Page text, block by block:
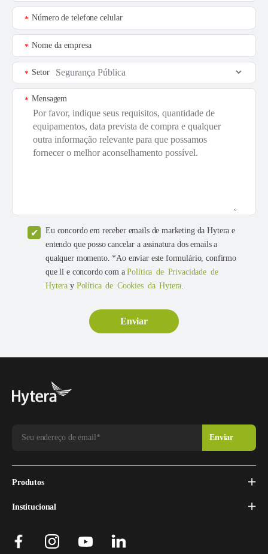
Número de telefone celular
*
Nome da empresa
*
Setor
*
Mensagem
*
Eu concordo em receber emails de marketing da Hytera e
entendo que posso cancelar a assinatura dos emails a
qualquer momento. *Ao enviar este formulário, confirmo
que li e concordo com aPolítica de Privacidade de
Hytera y Política de Cookies da Hytera.
Produtos
Institucional